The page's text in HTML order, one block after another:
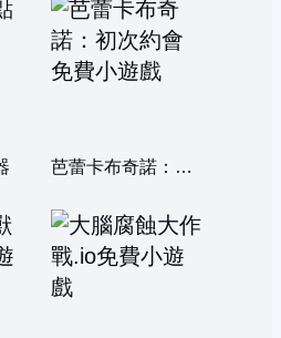
芭蕾卡布奇諾：初次約會